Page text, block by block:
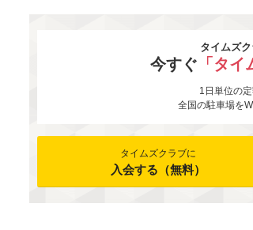
タイムズ
今すぐ 「タイ
1日単位の
全国の駐車場を
タイムズクラブに
入会する（無料）